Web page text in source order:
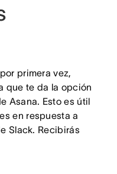
primera vez,
que te da la opción
Asana. Esto es útil
en respuesta a
Slack. Recibirás